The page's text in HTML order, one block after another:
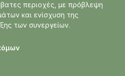
περιοχές, με πρόβλεψη
και ενίσχυση της
των συνεργείων.